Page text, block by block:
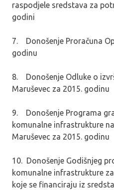
raspodjele sredstava za
godini
7. Donošenje Proračuna
godinu
8. Donošenje Odluke o
Maruševec za 2015. godinu
9. Donošenje Programa
komunalne infrastrukture
Maruševec za 2015. godinu
10. Donošenje Godišnjeg
komunalne infrastrukture
koje se financiraju iz